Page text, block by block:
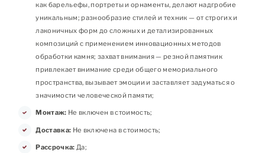
как барельефы, портреты и орнаменты, делают надгробие
уникальным; разнообразие стилей и техник — от строгих и
лаконичных форм до сложных и детализированных
композиций с применением инновационных методов
обработки камня; захват внимания — резной памятник
привлекает внимание среди общего мемориального
пространства, вызывает эмоции и заставляет задуматься о
значимости человеческой памяти;
Монтаж: Не включен в стоимость;
Доставка: Не включена в стоимость;
Рассрочка: Да;